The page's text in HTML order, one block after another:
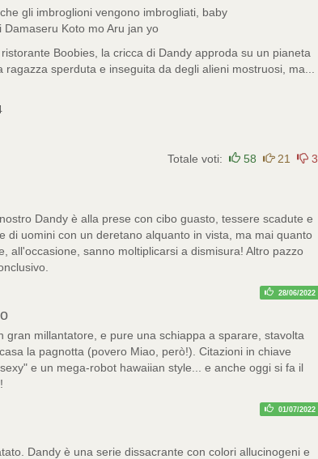
gli imbroglioni vengono imbrogliati, baby
Damaseru Koto mo Aru jan yo
Boobies, la cricca di Dandy approda su un pianeta
sperduta e inseguita da degli alieni mostruosi, ma...
Totale voti: 58 21 3
Dandy è alla prese con cibo guasto, tessere scadute e
di uomini con un deretano alquanto in vista, ma mai quanto
all'occasione, sanno moltiplicarsi a dismisura! Altro pazzo
28/06/2022
gran millantatore, e pure una schiappa a sparare, stavolta
la pagnotta (povero Miao, però!). Citazioni in chiave
e un mega-robot hawaiian style... e anche oggi si fa il
01/07/2022
Dandy è una serie dissacrante con colori allucinogeni e